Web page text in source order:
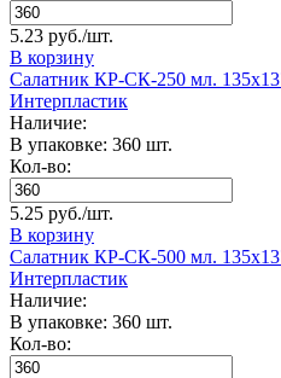
5.23 руб./шт.
В корзину
Салатник КР-СК-250 мл.
Интерпластик
Наличие:
В упаковке: 360 шт.
Кол-во:
5.25 руб./шт.
В корзину
Салатник КР-СК-500 мл.
Интерпластик
Наличие:
В упаковке: 360 шт.
Кол-во: